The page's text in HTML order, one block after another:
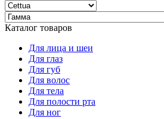
Каталог товаров
Для лица и шеи
Для глаз
Для губ
Для волос
Для тела
Для полости рта
Для ног